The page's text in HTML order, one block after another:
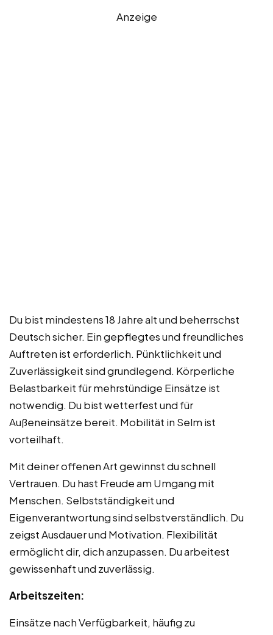
Anzeige
Du bist mindestens 18 Jahre alt und beherrschst
Deutsch sicher. Ein gepflegtes und freundliches
Auftreten ist erforderlich. Pünktlichkeit und
Zuverlässigkeit sind grundlegend. Körperliche
Belastbarkeit für mehrstündige Einsätze ist
notwendig. Du bist wetterfest und für
Außeneinsätze bereit. Mobilität in Selm ist
vorteilhaft.
Mit deiner offenen Art gewinnst du schnell
Vertrauen. Du hast Freude am Umgang mit
Menschen. Selbstständigkeit und
Eigenverantwortung sind selbstverständlich. Du
zeigst Ausdauer und Motivation. Flexibilität
ermöglicht dir, dich anzupassen. Du arbeitest
gewissenhaft und zuverlässig.
Arbeitszeiten:
Einsätze nach Verfügbarkeit, häufig zu